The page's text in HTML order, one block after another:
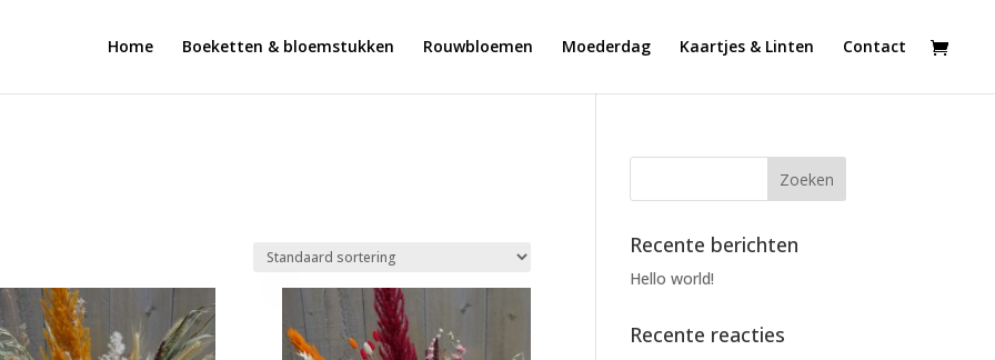
Home Boeketten & bloemstukken Rouwbloemen Moederdag Kaartjes & Linten Contact
Recente berichten
Hello world!
Recente reacties